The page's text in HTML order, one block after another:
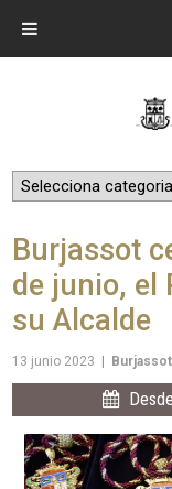
Burjassot
de junio, el
su Alcalde
13 junio 2023 Burjassot